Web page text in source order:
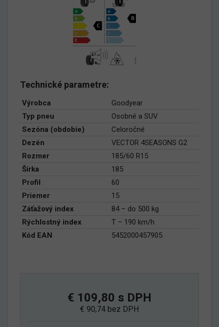
Technické parametre:
Výrobca
Goodyear
Typ pneu
Osobné a SUV
Sezóna (obdobie)
Celoročné
Dezén
VECTOR 4SEASONS G2
Rozmer
185/60 R15
Šírka
185
Profil
60
Priemer
15
Záťažový index
84 – do 500 kg
Rýchlostný index
T – 190 km/h
Kód EAN
5452000457905
€ 109,80 s DPH
€ 90,74 bez DPH